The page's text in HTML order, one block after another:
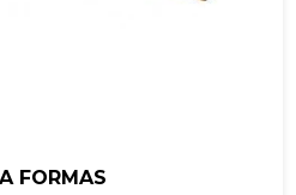
FORMAS